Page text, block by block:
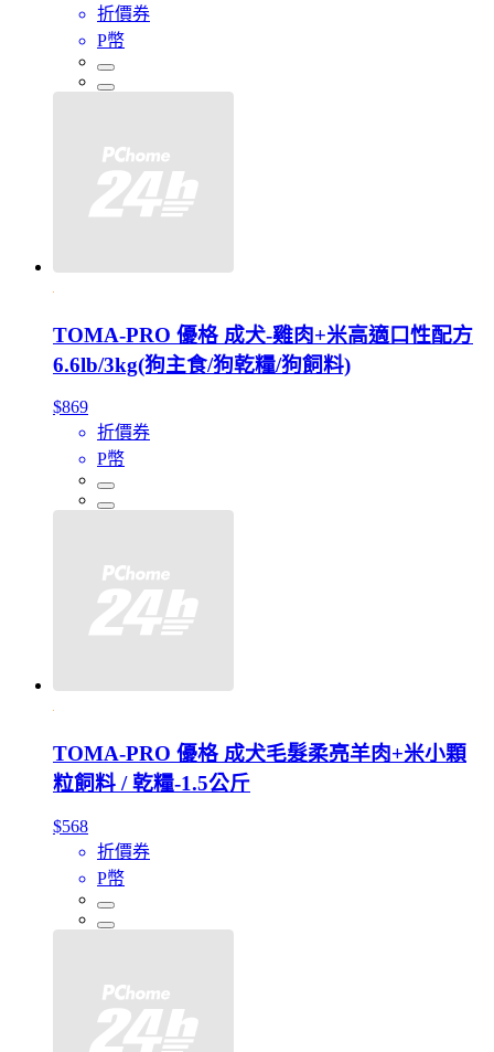
折價券
P幣
TOMA-PRO 優格 成犬-雞肉+米高適口性配方
6.6lb/3kg(狗主食/狗乾糧/狗飼料)
$869
折價券
P幣
TOMA-PRO 優格 成犬毛髮柔亮羊肉+米小顆
粒飼料 / 乾糧-1.5公斤
$568
折價券
P幣